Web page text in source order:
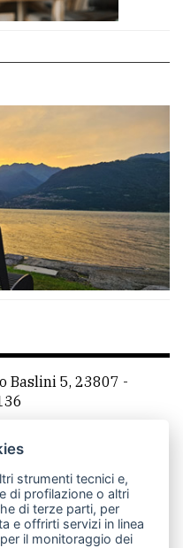
Baslini 5, 23807 -
CasateOnline
RSS
strumenti tecnici e,
di profilazione o altri
di terze parti, per
e offrirti servizi in linea
il monitoraggio dei